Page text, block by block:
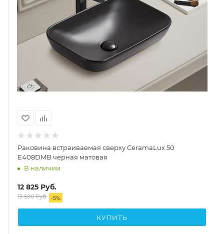
Раковина встраиваемая сверху CeramaLux 50
E408DMB черная матовая
В наличии
12 825 Руб.
13 500Руб. -5%
КУПИТЬ